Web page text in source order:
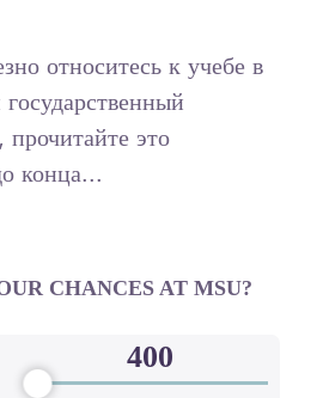
относитесь к учебе в
прочитайте это
конца...
CHANCES AT MSU?